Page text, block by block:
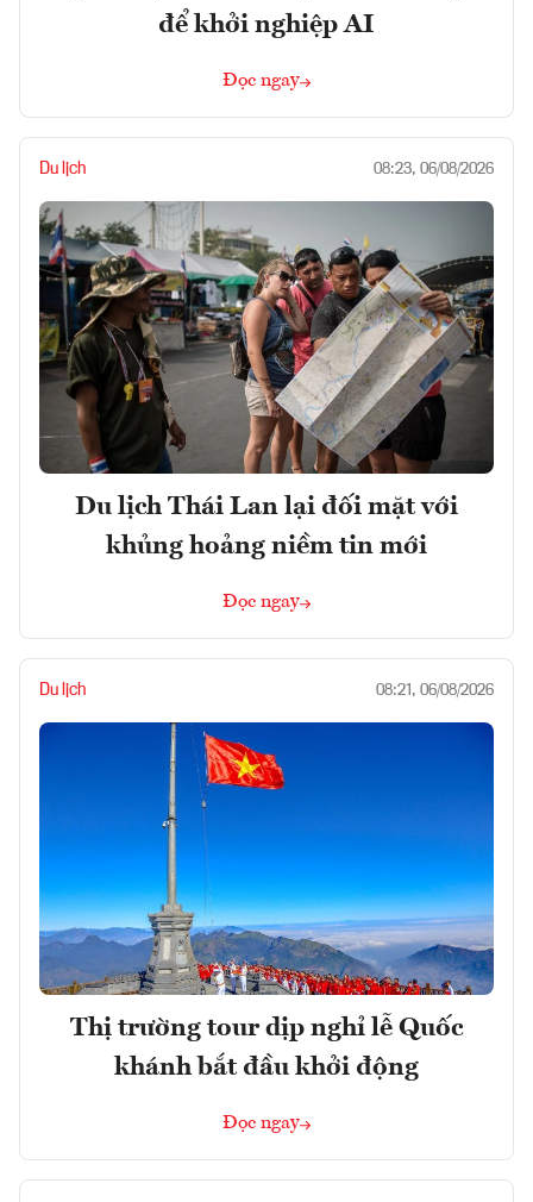
để khởi nghiệp AI
Đọc ngay
Du lịch 08:23, 06/08/2026
Du lịch Thái Lan lại đối mặt với
khủng hoảng niềm tin mới
Đọc ngay
Du lịch 08:21, 06/08/2026
Thị trường tour dịp nghỉ lễ Quốc
khánh bắt đầu khởi động
Đọc ngay